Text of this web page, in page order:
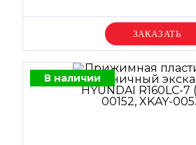
Уточняйте цену
В наличии